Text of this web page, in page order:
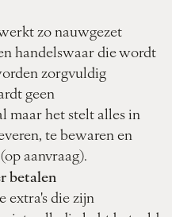
zo nauwgezet
handelswaar die wordt
zorgvuldig
geen
maar het stelt alles in
te bewaren en
aanvraag).
betalen
extra's die zijn